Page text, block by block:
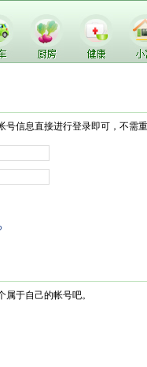
号信息直接进行登录即可，不需
于自己的帐号吧。